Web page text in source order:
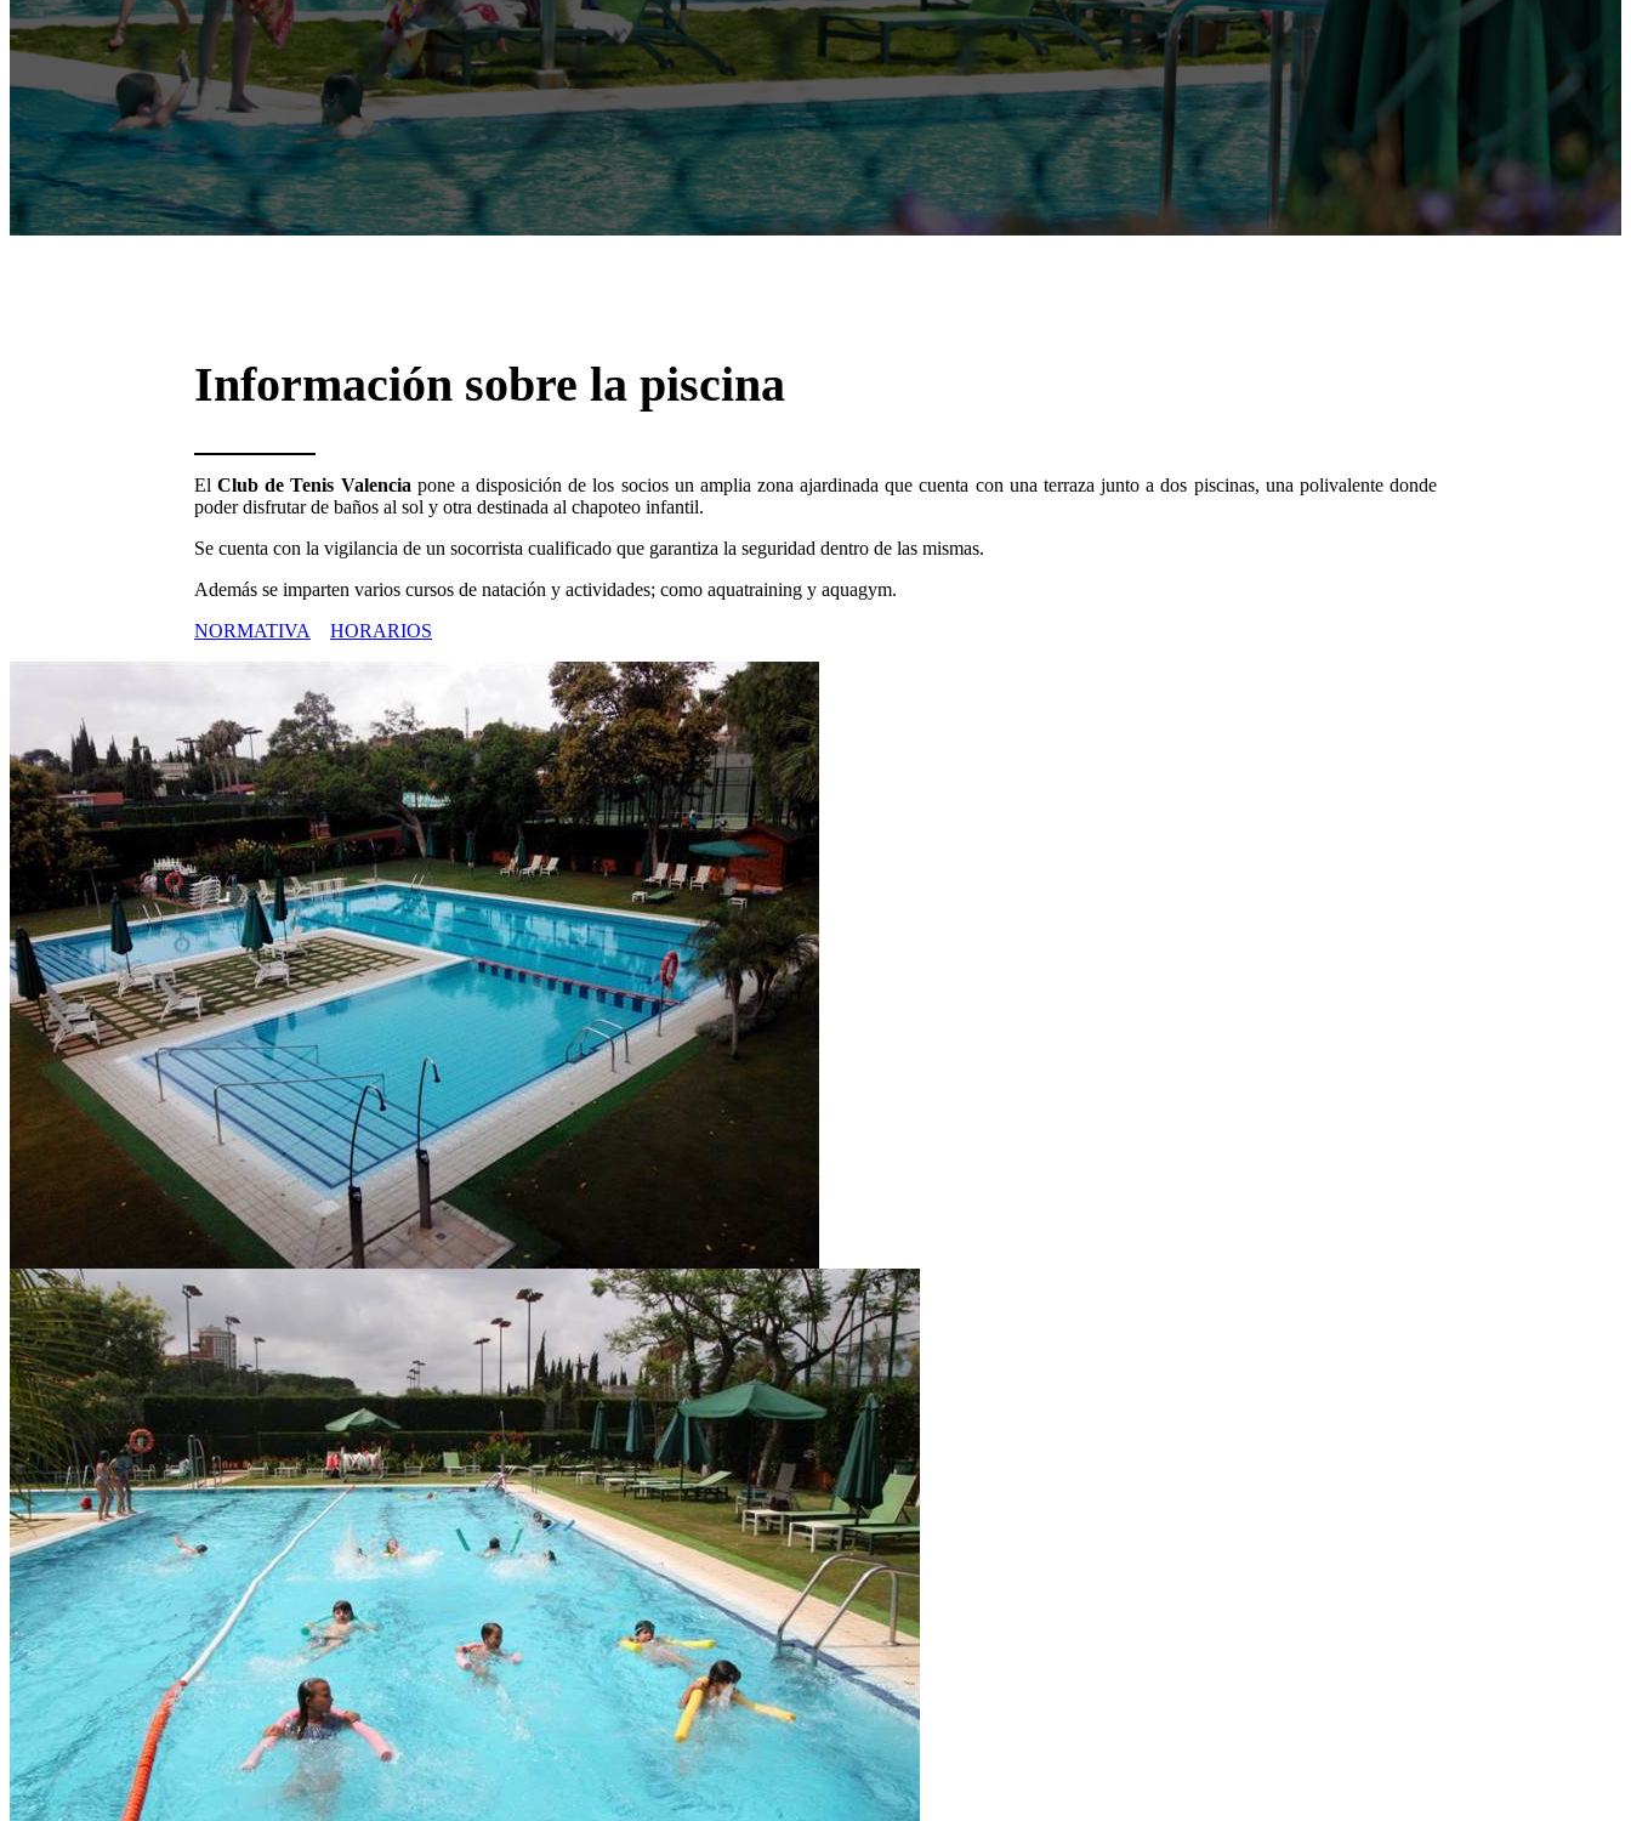
Información sobre la piscina
ElClub de Tenis Valencia pone a disposición de los socios un amplia zona ajardinada que cuenta con una terraza junto a dos piscinas, una polivalente donde
poder disfrutar de baños al sol y otra destinada al chapoteo infantil.
Se cuenta con la vigilancia de un socorrista cualificado que garantiza la seguridad dentro de las mismas.
Además se imparten varios cursos de natación y actividades; como aquatraining y aquagym.
NORMATIVA
HORARIOS